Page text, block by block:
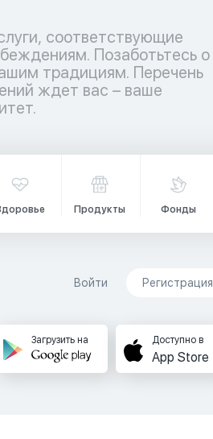
Продукты Фонды
Войти Регистрация
Загрузить на Доступно в
App Store